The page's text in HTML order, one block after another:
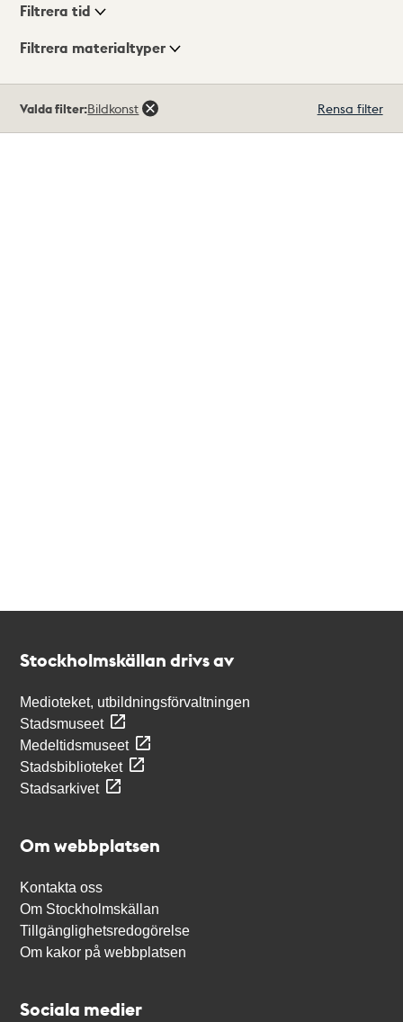
Visningsläge
Filtrera tid
Filtrera materialtyper
träffar
Valda filter:Bildkonst Rensa filter
Stockholmskällan drivs av
Medioteket, utbildningsförvaltningen
Stadsmuseet
Medeltidsmuseet
Stadsbiblioteket
Stadsarkivet
Om webbplatsen
Kontakta oss
Om Stockholmskällan
Tillgänglighetsredogörelse
Om kakor på webbplatsen
Sociala medier